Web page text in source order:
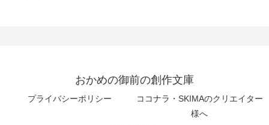
おかめの御前の創作文庫
プライバシーポリシー
ココナラ・SKIMAのクリエイター
様へ